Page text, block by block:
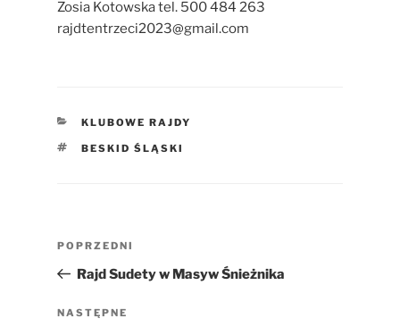
Zosia Kotowska tel. 500 484 263
rajdtentrzeci2023@gmail.com
KATEGORIE
KLUBOWE RAJDY
TAGI
BESKID ŚLĄSKI
Poprzedni
wpis
POPRZEDNI
Rajd Sudety w Masyw Śnieżnika
Następny
NASTĘPNE